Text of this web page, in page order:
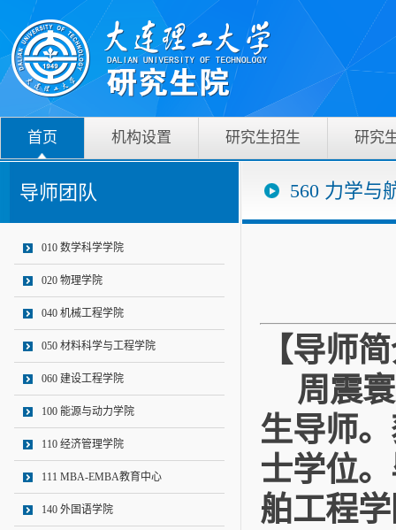
首页 机构设置 研究生招生 研究
导师团队
010 数学科学学院
020 物理学院
040 机械工程学院
050 材料科学与工程学院
060 建设工程学院
100 能源与动力学院
110 经济管理学院
111 MBA-EMBA教育中心
140 外国语学院
560 力学与
【导师
周震
生导师
士学位
舶工程